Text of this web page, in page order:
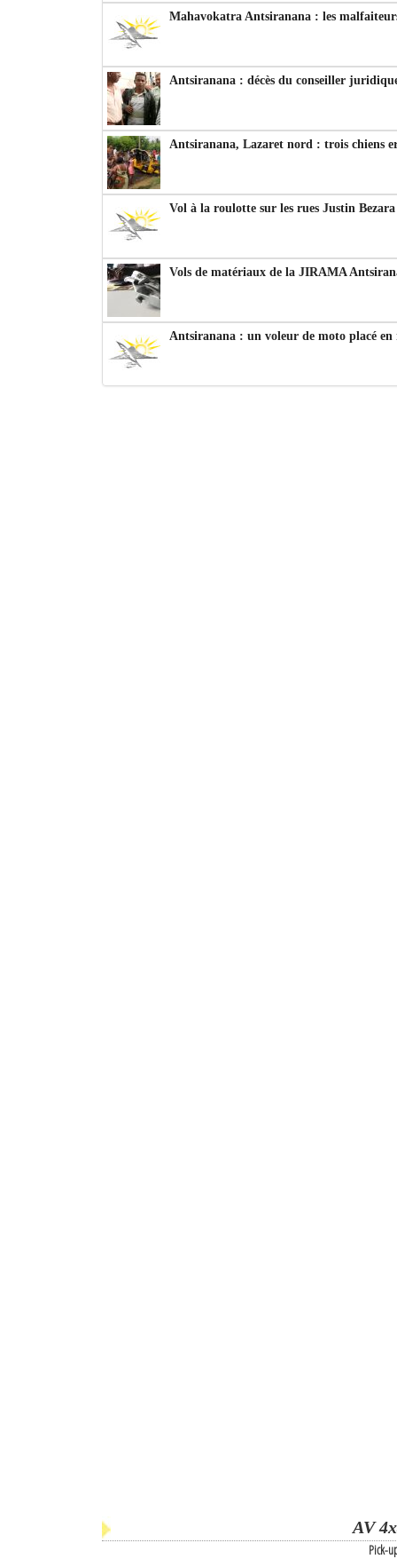
Mahavokatra Antsiranana : les
Antsiranana : décès du conseiller
Antsiranana, Lazaret nord : trois chiens
Vol à la roulotte sur les rues Justin
Vols de matériaux de la JIRAMA
Antsiranana : un voleur de moto placé en
AV
Pick-